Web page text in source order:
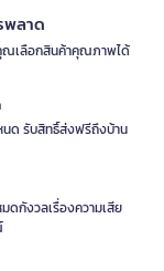
พลาด
ณเลือกสินค้าคุณภาพได้
ด รับสิทธิ์ส่งฟรีถึงบ้าน
ดกังวลเรื่องความเสีย